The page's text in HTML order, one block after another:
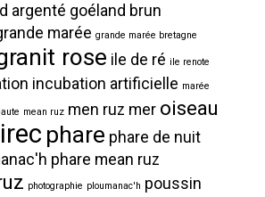
argenté goéland brun
marée grande marée bretagne
rose ile de ré ile renote
incubation artificielle marée
mean ruz men ruz mer oiseau
phare phare de nuit
phare mean ruz
photographie ploumanac'h poussin